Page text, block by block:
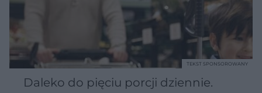
Daleko do pięciu porcji dziennie.
TEKST SPONSOROWANY